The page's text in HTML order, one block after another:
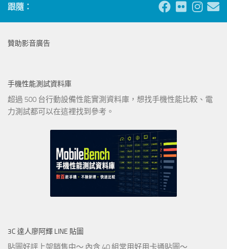
跟隨：
贊助影音廣告
手機性能測試資料庫
超過 500 台行動設備性能實測資料庫，想找手機性能比較、電
力測試都可以在這裡找到參考。
3C 達人廖阿輝 LINE 貼圖
貼圖好評上架銷售中～ 內含 40 組常用好用卡通貼圖～